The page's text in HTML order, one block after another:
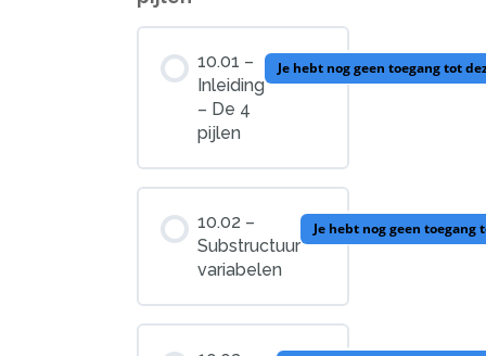
10.01 –
Inleiding
– De 4
pijlen
Je hebt nog geen toegang tot
10.02 –
Substructuur
variabelen
Je hebt nog geen toegang